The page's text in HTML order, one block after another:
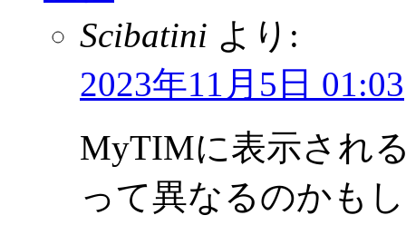
Scibatini より:
2023年11月5日 01:03
MyTIMに表示され
って異なるのかも